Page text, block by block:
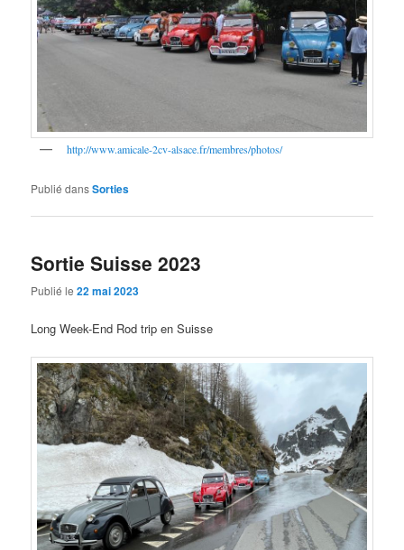
http://www.amicale-2cv-alsace.fr/membres/photos/
Publié dansSorties
Sortie Suisse 2023
Publié le22 mai 2023
Long Week-End Rod trip en Suisse